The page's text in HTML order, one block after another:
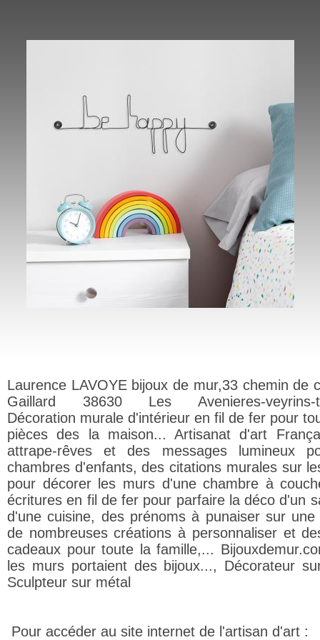
Laurence LAVOYE bijoux de mur,33 chemin de
Gaillard 38630 Les Avenieres-veyrins-
Décoration murale d'intérieur en fil de fer pour
pièces des la maison... Artisanat d'art
attrape-rêves et des messages lumineux
chambres d'enfants, des citations murales sur
pour décorer les murs d'une chambre à
écritures en fil de fer pour parfaire la déco d'un
d'une cuisine, des prénoms à punaiser sur
de nombreuses créations à personnaliser et
cadeaux pour toute la famille,...
les murs portaient des bijoux..., Décorateur
Sculpteur sur métal
Pour accéder au site internet de l'artisan d'art :